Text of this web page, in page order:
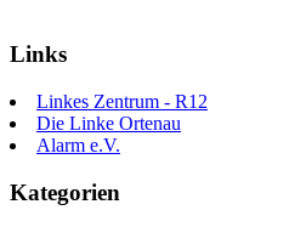
Links
Linkes Zentrum - R12
Die Linke Ortenau
Alarm e.V.
Kategorien